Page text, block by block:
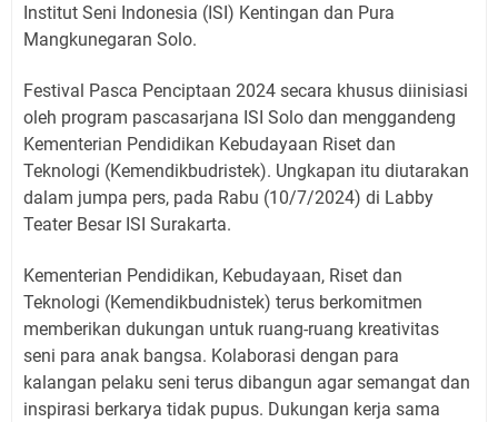
Institut Seni Indonesia (ISI) Kentingan dan Pura
Mangkunegaran Solo.
Festival Pasca Penciptaan 2024 secara khusus diinisiasi
oleh program pascasarjana ISI Solo dan menggandeng
Kementerian Pendidikan Kebudayaan Riset dan
Teknologi (Kemendikbudristek). Ungkapan itu diutarakan
dalam jumpa pers, pada Rabu (10/7/2024) di Labby
Teater Besar ISI Surakarta.
Kementerian Pendidikan, Kebudayaan, Riset dan
Teknologi (Kemendikbudnistek) terus berkomitmen
memberikan dukungan untuk ruang-ruang kreativitas
seni para anak bangsa. Kolaborasi dengan para
kalangan pelaku seni terus dibangun agar semangat dan
inspirasi berkarya tidak pupus. Dukungan kerja sama